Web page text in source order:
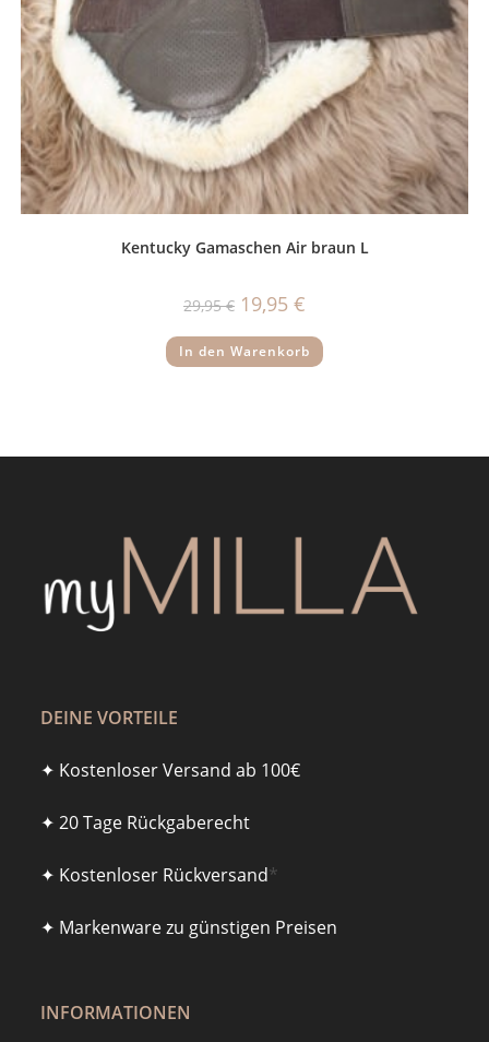
Kentucky Gamaschen Air braun L
29,95€ Ursprünglicher
Preis
29,95 €
19,95 €
19,95 €.
In den Warenkorb
DEINE VORTEILE
✦ Kostenloser Versand ab 100€
✦ 20 Tage Rückgaberecht
✦ Kostenloser Rückversand*
✦ Markenware zu günstigen Preisen
INFORMATIONEN